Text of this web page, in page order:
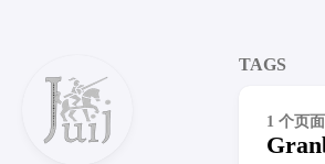
TAGS
1 个页面